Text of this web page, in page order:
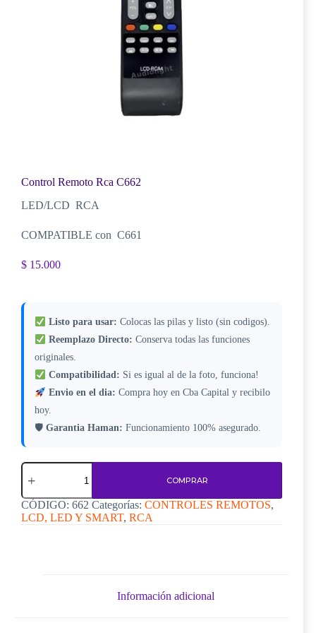
Control Remoto Rca C662
LED/LCD RCA
COMPATIBLE con C661
$ 15.000
Listo para usar: Colocas las pilas y listo (sin codigos).
Reemplazo Directo: Conserva todas las funciones
originales.
Compatibilidad: Si es igual al de la foto, funciona!
Envio en el dia: Compra hoy en Cba Capital y recibilo
hoy.
🛡 Garantia Haman: Funcionamiento 100% asegurado.
Control
Remoto
C662
cantidad
COMPRAR
CÓDIGO: 662 Categorías: CONTROLES REMOTOS,
LCD, LED Y SMART, RCA
Información adicional